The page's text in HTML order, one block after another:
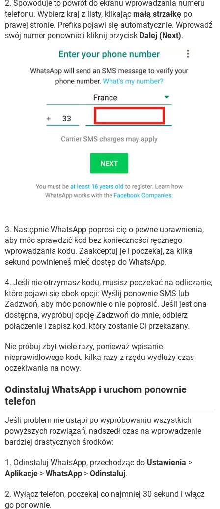
2. Spowoduje to powrót do ekranu wprowadzania numeru
telefonu. Wybierz kraj z listy, klikając małą strzałkę po
prawej stronie. Prefiks pojawi się automatycznie. Wprowadź
swój numer ponownie i kliknij przycisk Dalej (Next).
3. Następnie WhatsApp poprosi cię o pewne uprawnienia,
aby móc sprawdzić kod bez konieczności ręcznego
wprowadzania kodu. Zaakceptuj je i poczekaj, za kilka
sekund powinieneś mieć dostęp do WhatsApp.
4. Jeśli nie otrzymasz kodu, musisz poczekać na odliczanie,
które pojawi się obok opcji: Wyślij ponownie SMS lub
Zadzwoń, aby móc ponownie o nie poprosić. Jeśli jest ona
dostępna, wypróbuj opcję Zadzwoń do mnie, odbierz
połączenie i zapisz kod, który zostanie Ci przekazany.
Nie próbuj zbyt wiele razy, ponieważ wpisanie
nieprawidłowego kodu kilka razy z rzędu wydłuży czas
oczekiwania na nowy.
Odinstaluj WhatsApp i uruchom ponownie
telefon
Jeśli problem nie ustąpi po wypróbowaniu wszystkich
powyższych rozwiązań, nadszedł czas na wprowadzenie
bardziej drastycznych środków:
1. Odinstaluj WhatsApp, przechodząc do Ustawienia >
Aplikacje > WhatsApp > Odinstaluj.
2. Wyłącz telefon, poczekaj co najmniej 30 sekund i włącz
go ponownie.